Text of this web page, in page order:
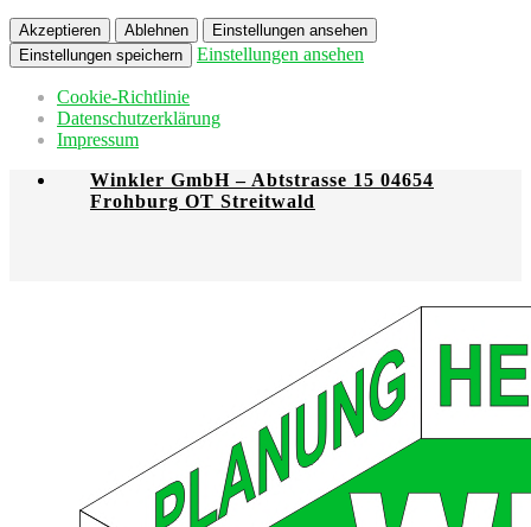
Akzeptieren Ablehnen
Einstellungen ansehen
Einstellungen speichern
Einstellungen ansehen
Cookie-Richtlinie
Datenschutzerklärung
Impressum
Winkler GmbH – Abtstrasse 15 04654
Frohburg OT Streitwald